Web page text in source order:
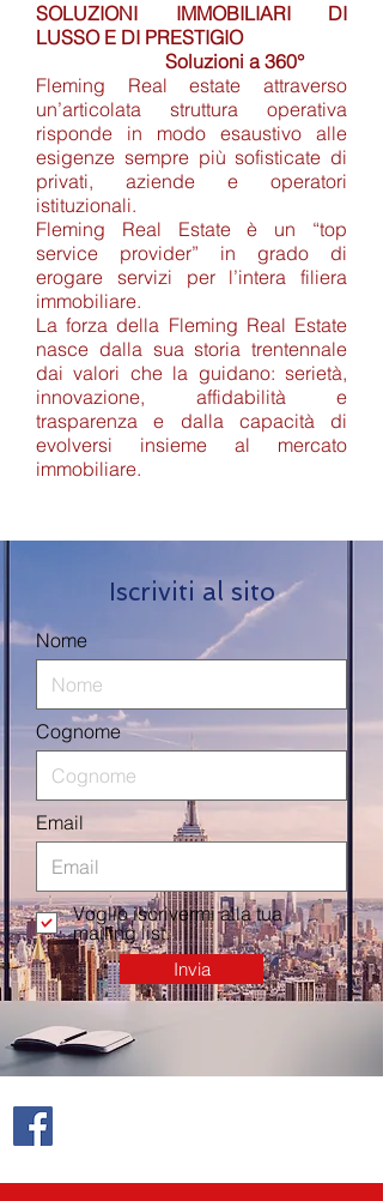
SOLUZIONI IMMOBILIARI DI
LUSSO E DI PRESTIGIO
Soluzioni a 360°
Fleming Real estate attraverso
un’articolata struttura operativa
risponde in modo esaustivo alle
esigenze sempre più sofisticate di
privati, aziende e operatori
istituzionali.
Fleming Real Estate è un “top
service provider” in grado di
erogare servizi per l’intera filiera
immobiliare.
La forza della Fleming Real Estate
nasce dalla sua storia trentennale
dai valori che la guidano: serietà,
innovazione, affidabilità e
trasparenza e dalla capacità di
evolversi insieme al mercato
immobiliare.
Iscriviti al sito
Nome
Cognome
Email
Voglio iscrivermi alla tua
mailing list.
Invia